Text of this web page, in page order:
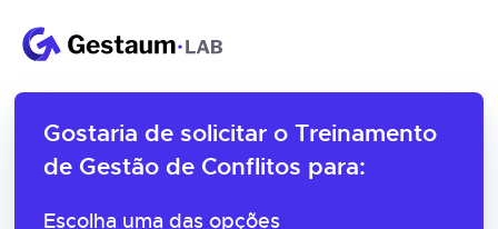
Gostaria de solicitar o Treinamento
de Gestão de Conflitos para:
Escolha uma das opções